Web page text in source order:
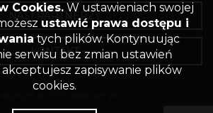
NASI PARTNERZY
KONTAKT
Cookies.W ustawieniach swojej
ustawić prawa dostępu i
tych plików. Kontynuując
serwisu bez zmian ustawień
zapisywanie plików
cookies.